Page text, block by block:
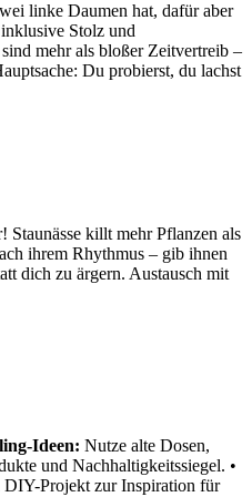
linke Daumen hat, dafür aber
Stolz und
mehr als bloßer Zeitvertreib –
Du probierst, du lachst
Staunässe killt mehr Pflanzen als
ihrem Rhythmus – gib ihnen
dich zu ärgern. Austausch mit
Ideen: Nutze alte Dosen,
und Nachhaltigkeitssiegel. •
DIY-Projekt zur Inspiration für